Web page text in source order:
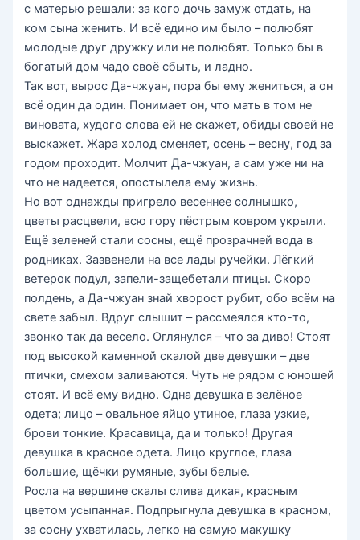
с матерью решали: за кого дочь замуж отдать, на
ком сына женить. И всё едино им было – полюбят
молодые друг дружку или не полюбят. Только бы в
богатый дом чадо своё сбыть, и ладно.
Так вот, вырос Да-чжуан, пора бы ему жениться, а он
всё один да один. Понимает он, что мать в том не
виновата, худого слова ей не скажет, обиды своей не
выскажет. Жара холод сменяет, осень – весну, год за
годом проходит. Молчит Да-чжуан, а сам уже ни на
что не надеется, опостылела ему жизнь.
Но вот однажды пригрело весеннее солнышко,
цветы расцвели, всю гору пёстрым ковром укрыли.
Ещё зеленей стали сосны, ещё прозрачней вода в
родниках. Зазвенели на все лады ручейки. Лёгкий
ветерок подул, запели-защебетали птицы. Скоро
полдень, а Да-чжуан знай хворост рубит, обо всём на
свете забыл. Вдруг слышит – рассмеялся кто-то,
звонко так да весело. Оглянулся – что за диво! Стоят
под высокой каменной скалой две девушки – две
птички, смехом заливаются. Чуть не рядом с юношей
стоят. И всё ему видно. Одна девушка в зелёное
одета; лицо – овальное яйцо утиное, глаза узкие,
брови тонкие. Красавица, да и только! Другая
девушка в красное одета. Лицо круглое, глаза
большие, щёчки румяные, зубы белые.
Росла на вершине скалы слива дикая, красным
цветом усыпанная. Подпрыгнула девушка в красном,
за сосну ухватилась, легко на самую макушку